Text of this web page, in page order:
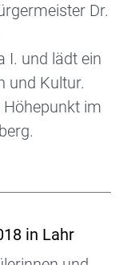
Dr.
I. und lädt ein
und Kultur.
Höhepunkt im
in Lahr